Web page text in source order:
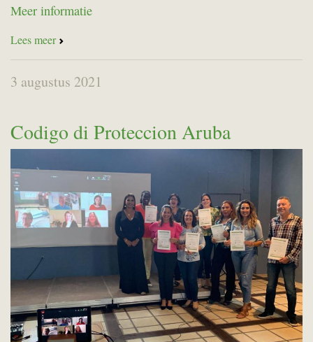
Meer informatie
Lees meer
3 augustus 2021
Codigo di Proteccion Aruba